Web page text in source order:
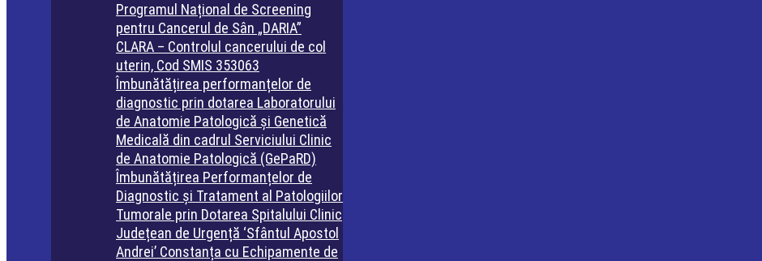
Programul Național de Screening
pentru Cancerul de Sân „DARIA”
CLARA – Controlul cancerului de col
uterin, Cod SMIS 353063
Îmbunătățirea performanțelor de
diagnostic prin dotarea Laboratorului
de Anatomie Patologică și Genetică
Medicală din cadrul Serviciului Clinic
de Anatomie Patologică (GePaRD)
Îmbunătățirea Performanțelor de
Diagnostic și Tratament al Patologiilor
Tumorale prin Dotarea Spitalului Clinic
Județean de Urgență ‘Sfântul Apostol
Andrei’ Constanța cu Echipamente de